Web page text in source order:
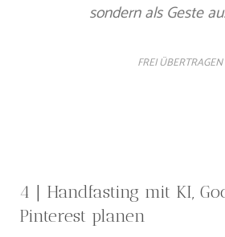
sondern als Geste
FREI ÜBERTRAGEN
4 | Handfasting mit KI,
Pinterest planen